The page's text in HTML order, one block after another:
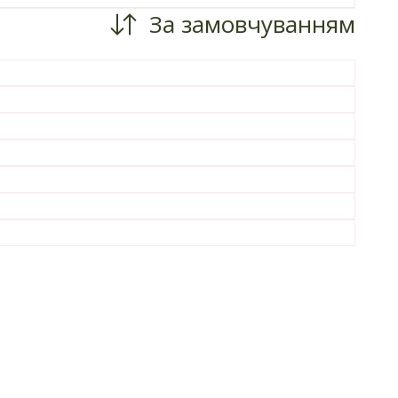
За замовчуванням